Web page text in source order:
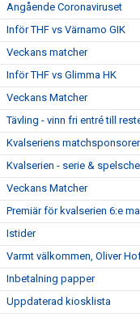
Angående Coronaviruset
Inför THF vs Värnamo GIK
Veckans matcher
Inför THF vs Glimma HK
Veckans Matcher
Tävling - vinn fri entré till
Kvalseriens matchsponsorer
Kvalserien - serie &
Veckans Matcher
Premiär för kvalserien 6:e
Istider
Varmt välkommen, Oliver
Inbetalning papper
Uppdaterad kiosklista